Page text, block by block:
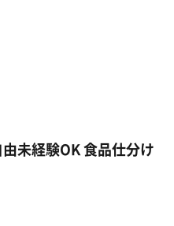
未経験OK 食品仕分け